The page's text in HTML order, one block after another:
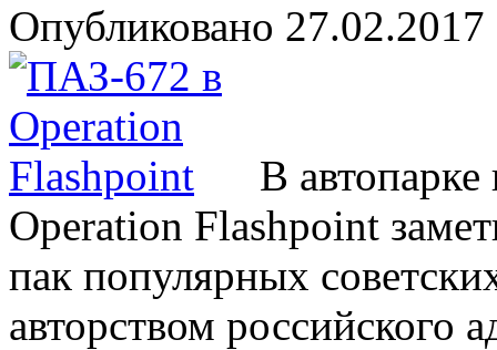
Опубликовано 27.02.2017
В автопарке
Operation Flashpoint
пак популярных
авторством российского